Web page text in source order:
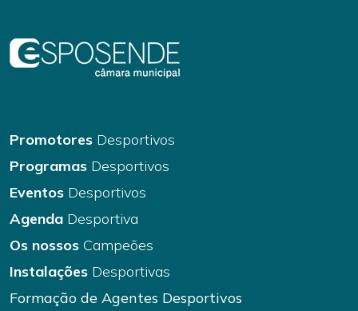
Promotores Desportivos
Programas Desportivos
Eventos Desportivos
Agenda Desportiva
Os nossos Campeões
Instalações Desportivas
Formação de Agentes Desportivos